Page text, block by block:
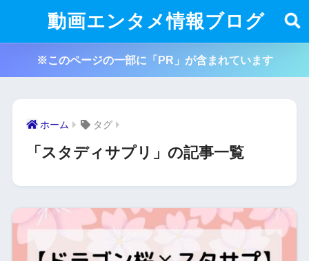
動画エンタメ情報ブログ
※このページの一部に「PR」が含まれています
ホーム タグ
「スタディサプリ」の記事一覧